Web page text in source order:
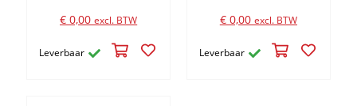
€ 0,00excl. BTW
Leverbaar
€ 0,00 excl. BTW
Leverbaar